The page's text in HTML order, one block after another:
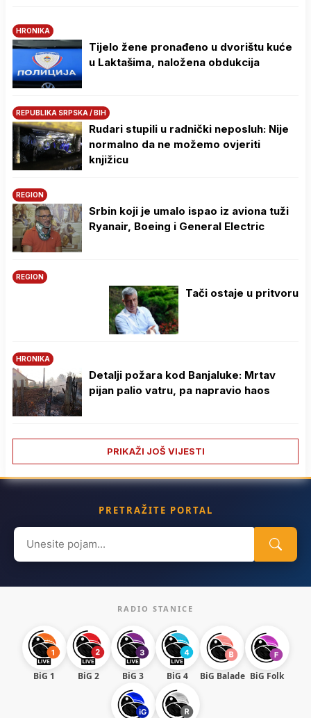
HRONIKA
Tijelo žene pronađeno u dvorištu kuće
u Laktašima, naložena obdukcija
REPUBLIKA SRPSKA / BIH
Rudari stupili u radnički neposluh: Nije
normalno da ne možemo ovjeriti
knjižicu
REGION
Srbin koji je umalo ispao iz aviona tuži
Ryanair, Boeing i General Electric
REGION
Tači ostaje u pritvoru
HRONIKA
Detalji požara kod Banjaluke: Mrtav
pijan palio vatru, pa napravio haos
PRIKAŽI JOŠ VIJESTI
PRETRAŽITE PORTAL
Search
for:
RADIO STANICE
BiG 1 BiG 2 BiG 3 BiG 4 BiG Balade BiG Folk